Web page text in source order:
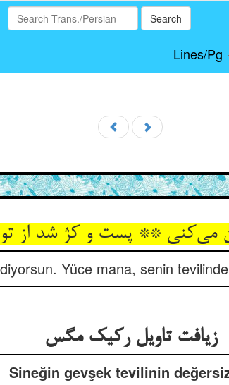
Search
Lines/Pg
Yüce mana, senin
زیافت تاویل رکیک مگس‌‌
Sineğin gevşek tevilinin